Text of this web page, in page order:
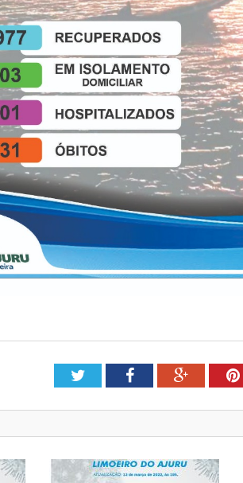
TwitterFacebookGoogle+